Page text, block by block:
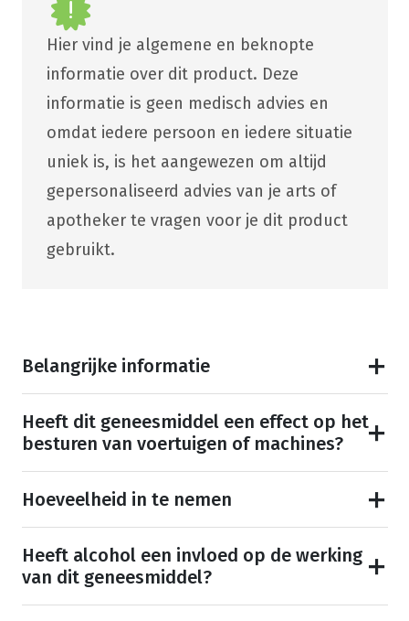
Hier vind je algemene en beknopte
informatie over dit product. Deze
informatie is geen medisch advies en
omdat iedere persoon en iedere situatie
uniek is, is het aangewezen om altijd
gepersonaliseerd advies van je arts of
apotheker te vragen voor je dit product
gebruikt.
Belangrijke informatie
Heeft dit geneesmiddel een effect op het
besturen van voertuigen of machines?
Hoeveelheid in te nemen
Heeft alcohol een invloed op de werking
van dit geneesmiddel?